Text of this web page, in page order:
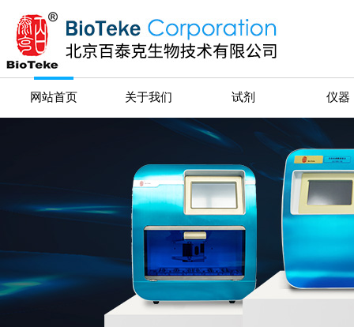
网站首页 关于我们 试剂 仪器